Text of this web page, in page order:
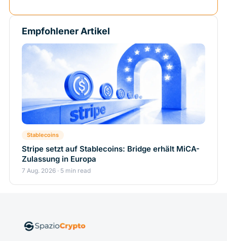
Empfohlener Artikel
Stablecoins
Stripe setzt auf Stablecoins: Bridge erhält MiCA-
Zulassung in Europa
7 Aug. 2026 · 5 min read